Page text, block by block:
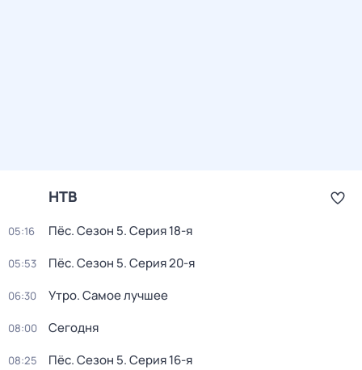
НТВ
05:16 Пёс. Сезон 5. Серия 18-я
05:53 Пёс. Сезон 5. Серия 20-я
06:30 Утро. Самое лучшее
08:00 Сегодня
08:25 Пёс. Сезон 5. Серия 16-я